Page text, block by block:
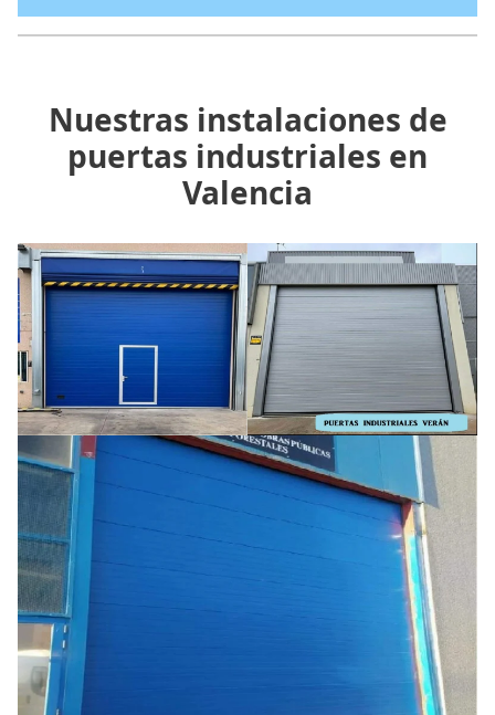
Nuestras instalaciones de
puertas industriales en
Valencia